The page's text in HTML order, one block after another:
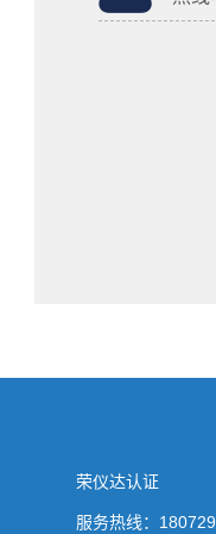
荣仪达认证
服务热线：